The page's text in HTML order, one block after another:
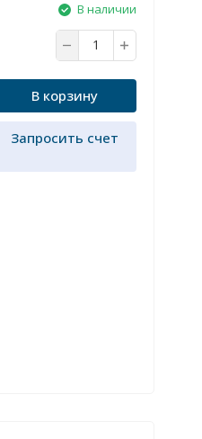
В наличии
В корзину
Запросить счет